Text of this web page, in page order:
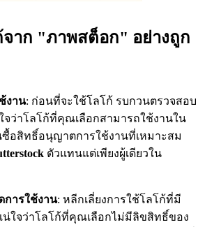
จาก "ภาพสต็อก" อย่างถูก
งาน: ก่อนที่จะใช้โลโก้ รบกวนตรวจสอบ
จว่าโลโก้ที่คุณเลือกสามารถใช้งานใน
อสิทธิ์อนุญาตการใช้งานที่เหมาะสม
ตัวแทนแต่เพียงผู้เดียวใน
ารใช้งาน: หลีกเลี่ยงการใช้โลโก้ที่มี
ใจว่าโลโก้ที่คุณเลือกไม่มีลิขสิทธิ์ของ